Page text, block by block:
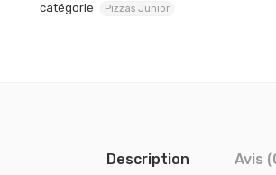
catégorie Pizzas Junior
Description Avis